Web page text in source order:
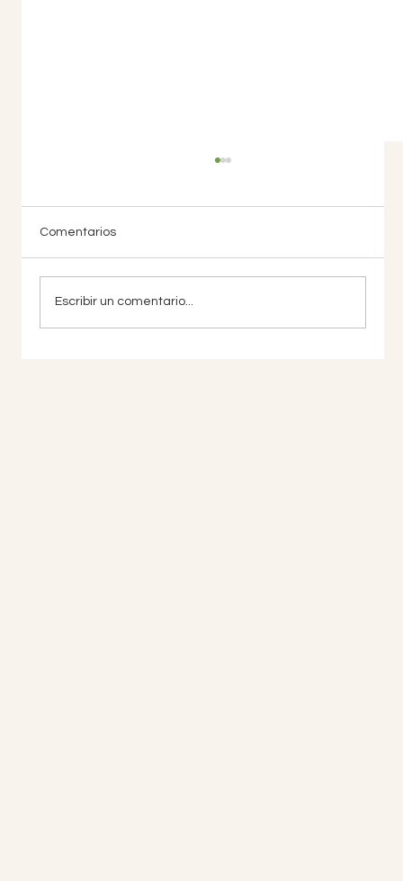
Comentarios
Escribir un comentario...